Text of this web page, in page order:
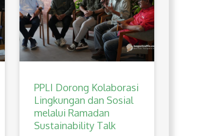
PPLI Dorong Kolaborasi
Lingkungan dan Sosial
melalui Ramadan
Sustainability Talk